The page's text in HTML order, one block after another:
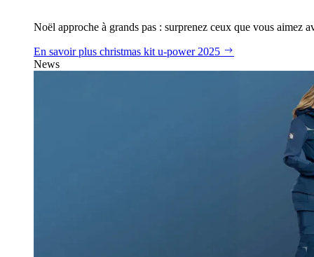
Noël approche à grands pas : surprenez ceux que vous aimez
En savoir plus christmas kit u‑power 2025
News